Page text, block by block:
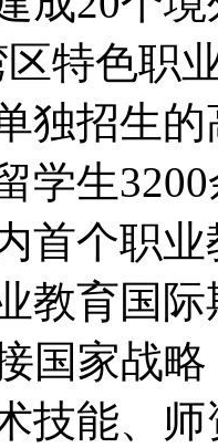
特色职
独招生
学生
首个职
教育国
国家战
技能、